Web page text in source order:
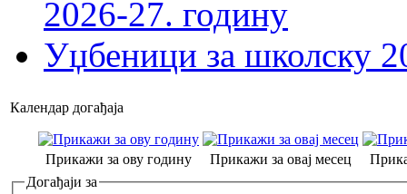
2026-27. годину
Уџбеници за школску
Календар догађаја
Прикажи за ову годину Прикажи за овај месец
Догађаји за